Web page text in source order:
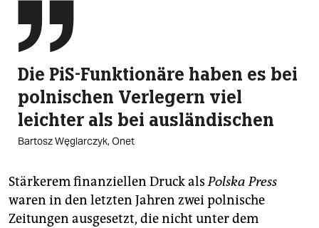

Die PiS-Funktionäre haben es bei
polnischen Verlegern viel
leichter als bei ausländischen
Bartosz Węglarczyk, Onet
Stärkerem finanziellen Druck alsPolska Press
waren in den letzten Jahren zwei polnische
Zeitungen ausgesetzt, die nicht unter dem